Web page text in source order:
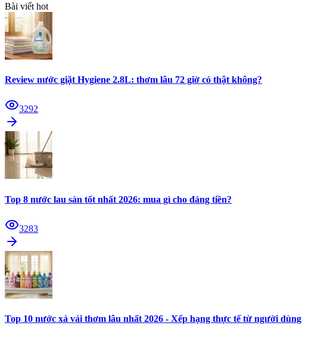
Bài viết hot
Review nước giặt Hygiene 2.8L: thơm lâu 72 giờ có thật không?
3292
Top 8 nước lau sàn tốt nhất 2026: mua gì cho đáng tiền?
3283
Top 10 nước xả vải thơm lâu nhất 2026 - Xếp hạng thực tế từ người dùng